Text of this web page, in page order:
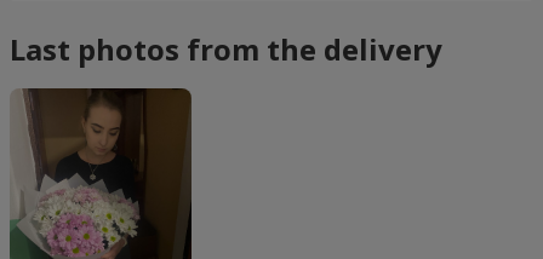
Last photos from the delivery